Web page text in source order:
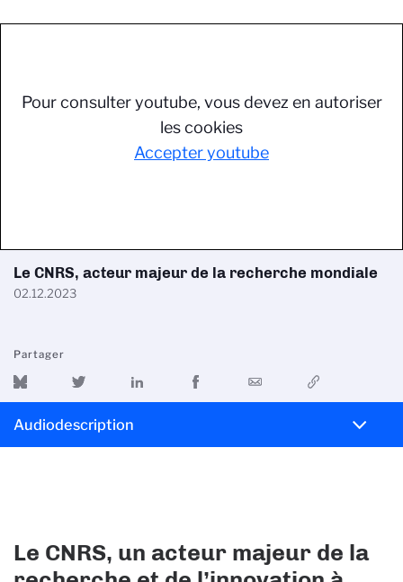
Pour consulter youtube, vous devez en autoriser
les cookies
Accepter youtube
Le CNRS, acteur majeur de la recherche mondiale
02.12.2023
Partager
Audiodescription
Le CNRS, un acteur majeur de la